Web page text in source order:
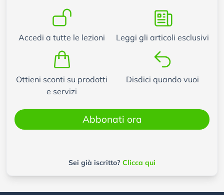
Accedi a tutte le lezioni Leggi gli articoli esclusivi
Ottieni sconti su prodotti
e servizi
Disdici quando vuoi
Abbonati ora
Sei già iscritto? Clicca qui